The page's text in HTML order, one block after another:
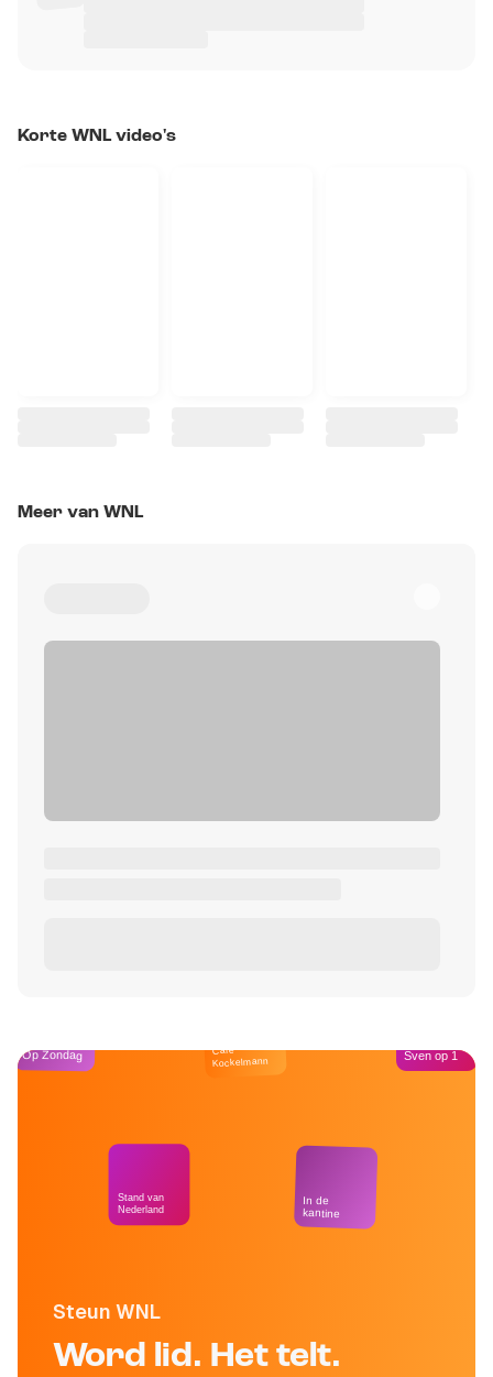
Korte WNL video's
Meer van WNL
Steun WNL
Word lid. Het telt.
Op Zondag
Stand van
Nederland
Café
Kockelmann
In de
kantine
Sven op 1